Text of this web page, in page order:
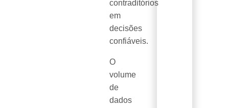
contraditórios
em
decisões
confiáveis.
O
volume
de
dados